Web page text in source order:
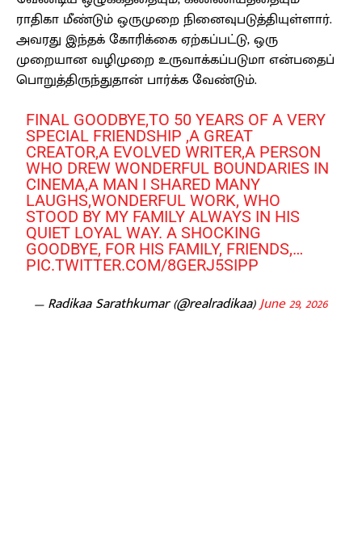
ராதிகா மீண்டும் ஒருமுறை நினைவுபடுத்தியுள்ளார்.
அவரது இந்தக் கோரிக்கை ஏற்கப்பட்டு, ஒரு
முறையான வழிமுறை உருவாக்கப்படுமா என்பதைப்
பொறுத்திருந்துதான் பார்க்க வேண்டும்.
FINAL GOODBYE,TO 50 YEARS OF A VERY
SPECIAL FRIENDSHIP ,A GREAT
CREATOR,A EVOLVED WRITER,A PERSON
WHO DREW WONDERFUL BOUNDARIES IN
CINEMA,A MAN I SHARED MANY
LAUGHS,WONDERFUL WORK, WHO
STOOD BY MY FAMILY ALWAYS IN HIS
QUIET LOYAL WAY. A SHOCKING
GOODBYE, FOR HIS FAMILY, FRIENDS,…
PIC.TWITTER.COM/8GERJ5SIPP
— Radikaa Sarathkumar (@realradikaa)June 29, 2026